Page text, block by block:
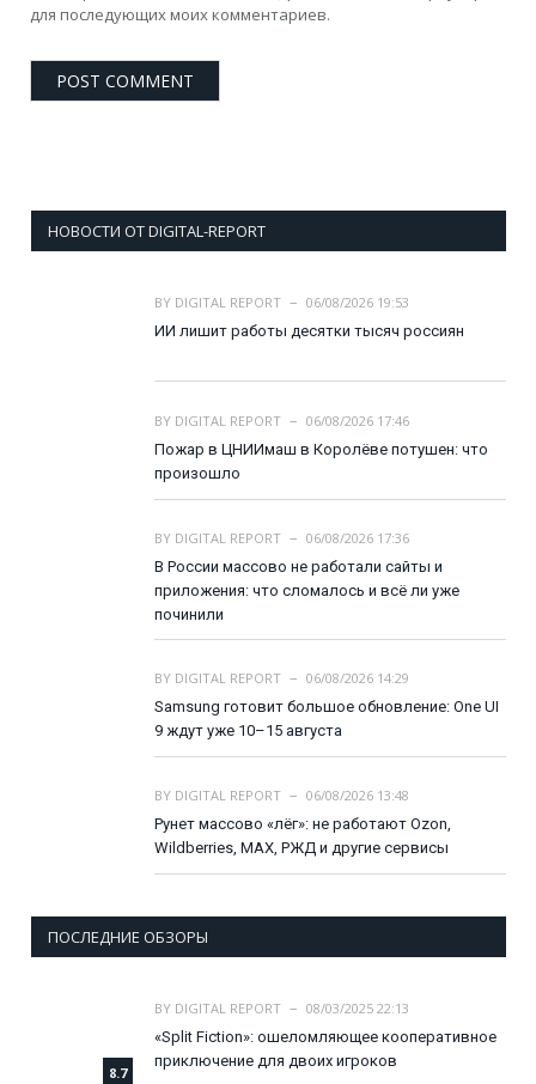
для последующих моих комментариев.
НОВОСТИ ОТ DIGITAL-REPORT
BY DIGITAL REPORT
06/08/2026 19:53
ИИ лишит работы десятки тысяч россиян
BY DIGITAL REPORT
06/08/2026 17:46
Пожар в ЦНИИмаш в Королёве потушен: что
произошло
BY DIGITAL REPORT
06/08/2026 17:36
В России массово не работали сайты и
приложения: что сломалось и всё ли уже
починили
BY DIGITAL REPORT
06/08/2026 14:29
Samsung готовит большое обновление: One UI
9 ждут уже 10–15 августа
BY DIGITAL REPORT
06/08/2026 13:48
Рунет массово «лёг»: не работают Ozon,
Wildberries, MAX, РЖД и другие сервисы
ПОСЛЕДНИЕ ОБЗОРЫ
8.7
BY DIGITAL REPORT
08/03/2025 22:13
«Split Fiction»: ошеломляющее кооперативное
приключение для двоих игроков